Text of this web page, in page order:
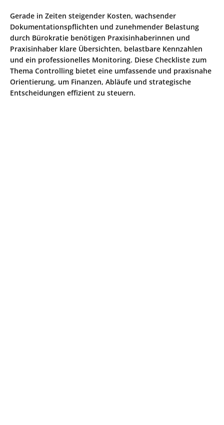
Gerade in Zeiten steigender Kosten, wachsender
Dokumentationspflichten und zunehmender Belastung
durch Bürokratie benötigen Praxisinhaberinnen und
Praxisinhaber klare Übersichten, belastbare Kennzahlen
und ein professionelles Monitoring. Diese Checkliste zum
Thema Controlling bietet eine umfassende und praxisnahe
Orientierung, um Finanzen, Abläufe und strategische
Entscheidungen effizient zu steuern.